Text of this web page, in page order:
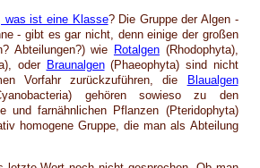
was ist eine Klasse? Die Gruppe der Algen -
- gibt es gar nicht, denn einige der großen
Abteilungen?) wie Rotalgen(Rhodophyta),
oder Braunalgen(Phaeophyta) sind nicht
Vorfahr zurückzuführen, die Blaualgen
gehören sowieso zu den
und farnähnlichen Pflanzen (Pteridophyta)
homogene Gruppe, die man als Abteilung